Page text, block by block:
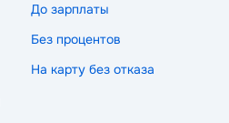
До зарплаты
Без процентов
На карту без отказа